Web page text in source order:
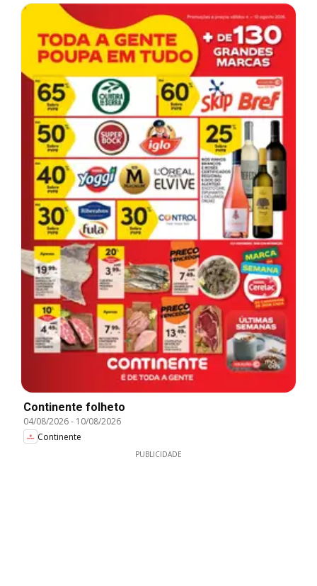
Continente folheto
04/08/2026- 10/08/2026
Continente
PUBLICIDADE